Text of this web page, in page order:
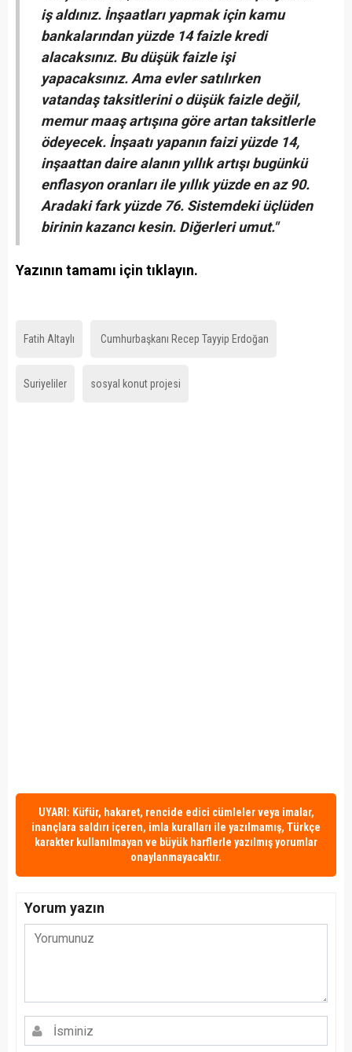
iş aldınız. İnşaatları yapmak için kamu
bankalarından yüzde 14 faizle kredi
alacaksınız. Bu düşük faizle işi
yapacaksınız. Ama evler satılırken
vatandaş taksitlerini o düşük faizle değil,
memur maaş artışına göre artan taksitlerle
ödeyecek. İnşaatı yapanın faizi yüzde 14,
inşaattan daire alanın yıllık artışı bugünkü
enflasyon oranları ile yıllık yüzde en az 90.
Aradaki fark yüzde 76. Sistemdeki üçlüden
birinin kazancı kesin. Diğerleri umut."
Yazının tamamı için tıklayın.
Fatih Altaylı Cumhurbaşkanı Recep Tayyip Erdoğan
Suriyeliler sosyal konut projesi
UYARI: Küfür, hakaret, rencide edici cümleler veya imalar,
inançlara saldırı içeren, imla kuralları ile yazılmamış, Türkçe
karakter kullanılmayan ve büyük harflerle yazılmış yorumlar
onaylanmayacaktır.
Yorum yazın